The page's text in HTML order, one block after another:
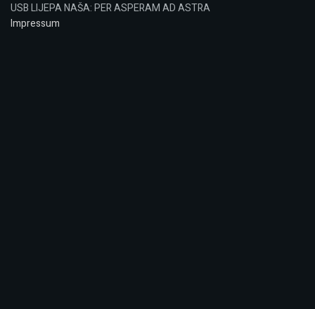
USB LIJEPA NAŠA: PER ASPERAM AD ASTRA
Impressum